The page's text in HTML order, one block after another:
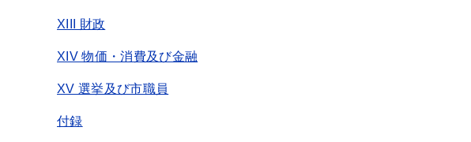
XIII 財政
XIV 物価・消費及び金融
XV 選挙及び市職員
付録